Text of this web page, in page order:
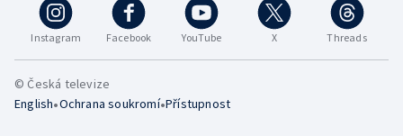
Instagram Facebook YouTube X Threads
© Česká televize
English•Ochrana soukromí•Přístupnost